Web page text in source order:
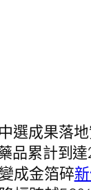
選成果落地
品累計到
成金箔碎